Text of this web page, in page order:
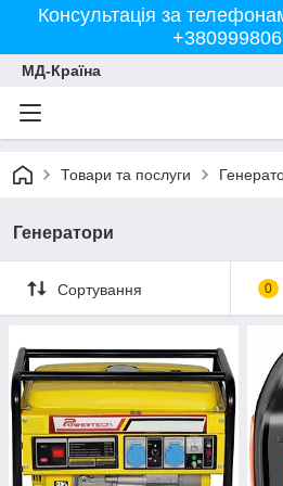
Консультація за
МД-Країна
Товари та послуги
Генератори
Сортування 0